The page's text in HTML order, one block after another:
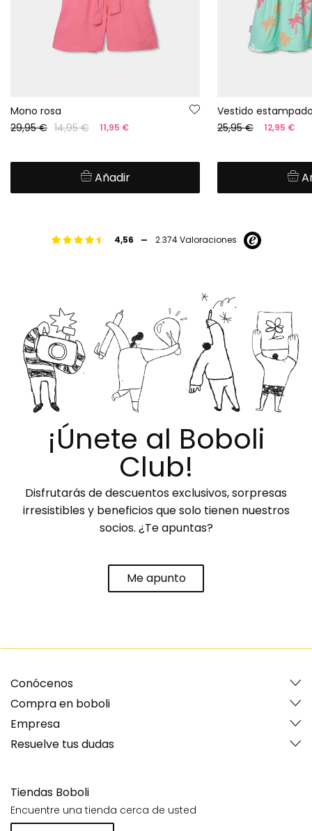
Mono rosa
29,95 € 14,95 € 11,95 €
Añadir
Vestido
25,95 €
12,95 €
4,56 - 2.374 Valoraciones
¡Únete al Boboli
Club!
Disfrutarás de descuentos exclusivos, sorpresas
irresistibles y beneficios que solo tienen nuestros
socios. ¿Te apuntas?
Me apunto
Conócenos
Compra en boboli
Empresa
Resuelve tus dudas
Tiendas Boboli
Encuentre una tienda cerca de usted